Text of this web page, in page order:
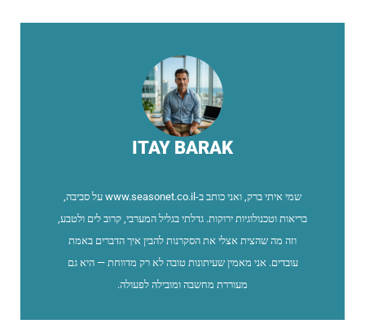
ITAY BARAK
שמי איתי ברק, ואני כותב ב-www.seasonet.co.il על סביבה,
בריאות וטכנולוגיות ירוקות. גדלתי בגליל המערבי, קרוב לים ולטבע,
וזה מה שהצית אצלי את הסקרנות להבין איך הדברים באמת
עובדים. אני מאמין שעיתונות טובה לא רק מדווחת — היא גם
מעוררת מחשבה ומובילה לפעולה.